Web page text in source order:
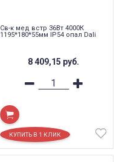
Св-к мед встр 36Вт 4000К
1195*180*55мм IP54 опал Dali
8 409,15 руб.